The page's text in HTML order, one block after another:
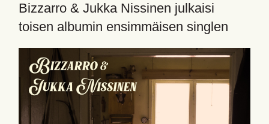
Bizzarro & Jukka Nissinen julkaisi
toisen albumin ensimmäisen singlen